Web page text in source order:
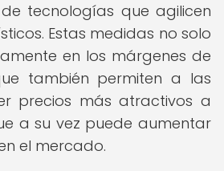
tecnologías que agilicen
Estas medidas no solo
en los márgenes de
también permiten a las
precios más atractivos a
a su vez puede aumentar
el mercado.